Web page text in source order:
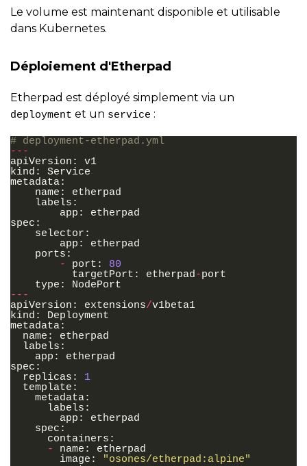
Le volume est maintenant disponible et utilisable
dans Kubernetes.
Déploiement d'Etherpad
Etherpad est déployé simplement via un
deployment et un service :
# deployment-etherpad.yml
---
apiVersion :
v1
kind :
Service
metadata:
name :
etherpad
labels :
app :
etherpad
spec :
selector :
app :
etherpad
ports :
-
port :
80
targetPort : etherpad-port
type :
NodePort
---
apiVersion : extensions/v1beta1
kind :
Deployment
metadata:
name :
etherpad
labels :
app :
etherpad
spec :
replicas :
1
template :
metadata:
labels :
app :
etherpad
spec :
containers :
-
name :
etherpad
image :
"osones/etherpad:alpine"